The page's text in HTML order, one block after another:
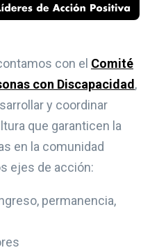
con el Comité
con Discapacidad,
y coordinar
que garanticen la
en la comunidad
ejes de acción:
permanencia,